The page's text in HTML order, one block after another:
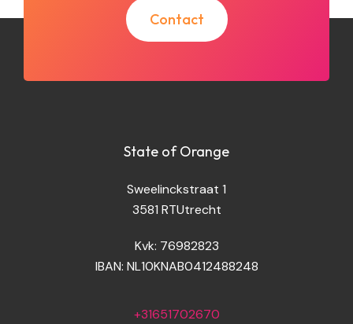
Contact
State of Orange
Sweelinckstraat 1
3581 RTUtrecht
Kvk: 76982823
IBAN: NL10KNAB0412488248
+31651702670